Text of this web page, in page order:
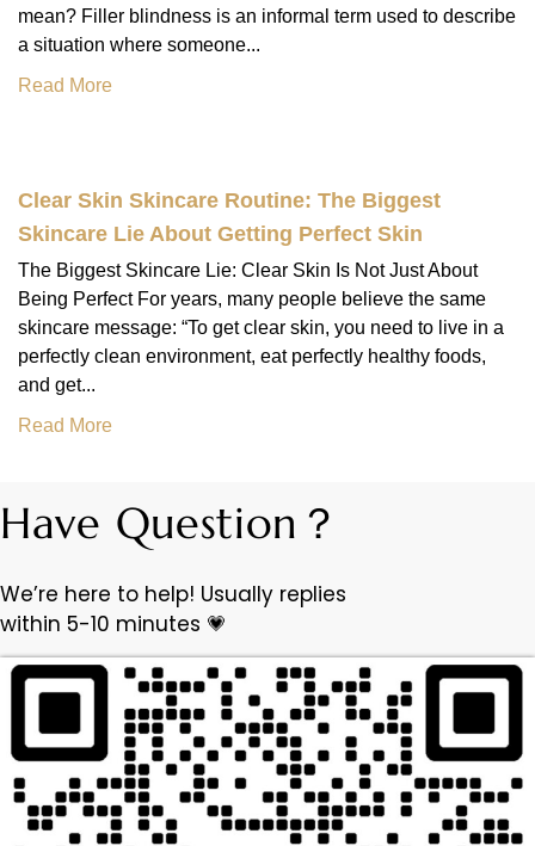
mean? Filler blindness is an informal term used to describe
a situation where someone...
Read More
Clear Skin Skincare Routine: The Biggest
Skincare Lie About Getting Perfect Skin
The Biggest Skincare Lie: Clear Skin Is Not Just About
Being Perfect For years, many people believe the same
skincare message: “To get clear skin, you need to live in a
perfectly clean environment, eat perfectly healthy foods,
and get...
Read More
Have Question？
We’re here to help! Usually replies
within 5-10 minutes 💗